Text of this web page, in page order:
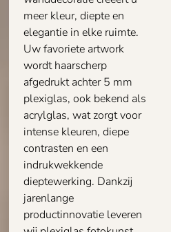
meer kleur, diepte en
elegantie in elke ruimte.
Uw favoriete artwork
wordt haarscherp
afgedrukt achter 5 mm
plexiglas, ook bekend als
acrylglas, wat zorgt voor
intense kleuren, diepe
contrasten en een
indrukwekkende
dieptewerking. Dankzij
jarenlange
productinnovatie leveren